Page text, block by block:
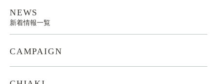
NEWS
新着情報一覧
CAMPAIGN